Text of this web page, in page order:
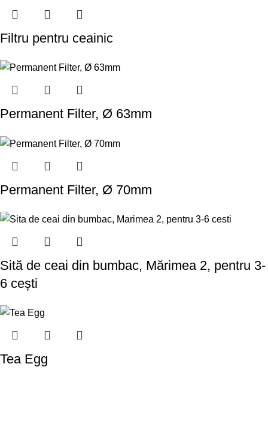
Filtru pentru ceainic
Permanent Filter, Ø 63mm
Permanent Filter, Ø 70mm
Sită de ceai din bumbac, Mărimea 2, pentru 3-
6 cești
Tea Egg